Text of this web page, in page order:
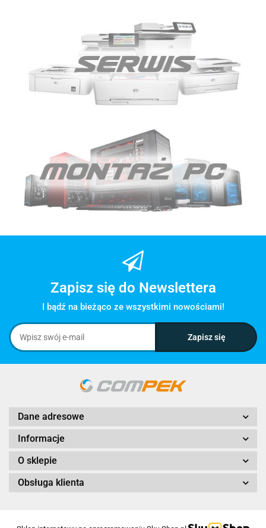
Zapisz się do Newslettera
I bądź na bieżąco ze wszystkimi nowościami!
Dane adresowe
Informacje
O sklepie
Obsługa klienta